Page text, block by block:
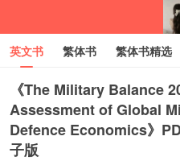
我的
英文书 繁体书 繁体书精选
小语种 绝版书 彩虹亲子电
《The Military Balance
Assessment of Global
Defence Economics》
子版